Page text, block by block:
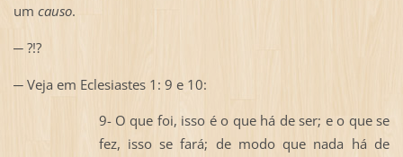
um causo.
─ ?!?
─ Veja em Eclesiastes 1: 9 e 10:
9- O que foi, isso é o que há de ser; e o que se
fez, isso se fará; de modo que nada há de